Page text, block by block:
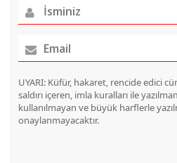
UYARI: Küfür, hakaret, rencide edici
saldırı içeren, imla kuralları ile
kullanılmayan ve büyük harflerle
onaylanmayacaktır.